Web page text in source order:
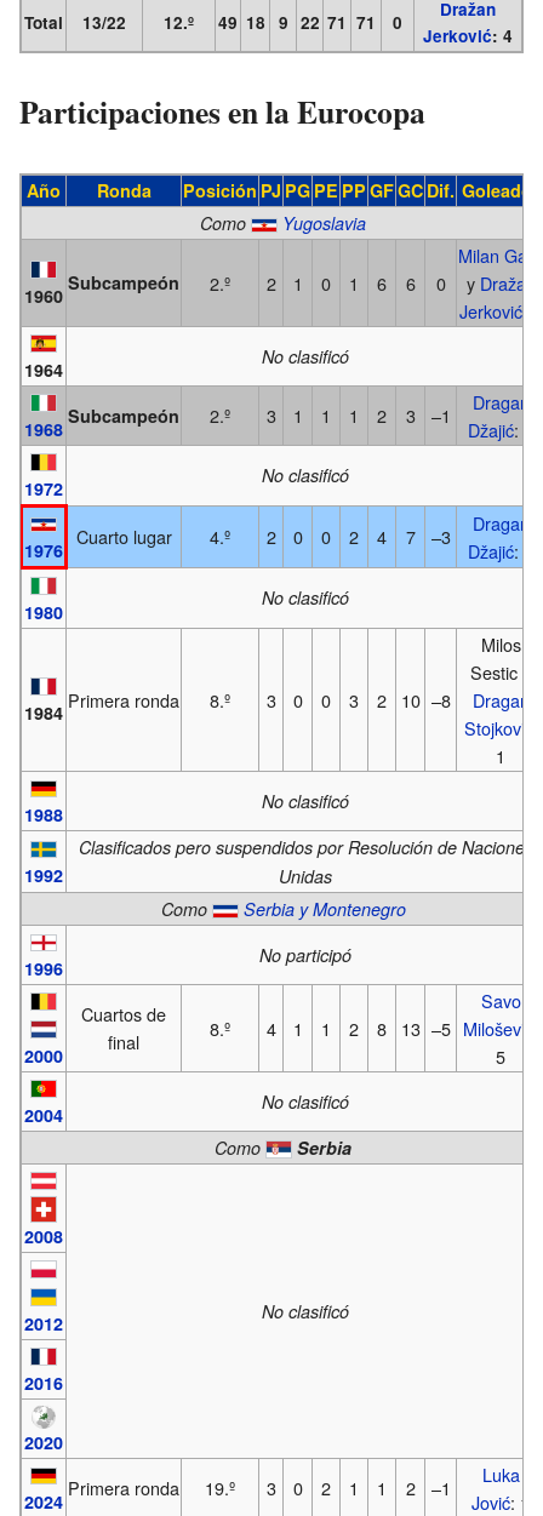
Total
13/22 12.º 49 18 9 22 71 71 0
Dražan
Jerković: 4
Participaciones en la Eurocopa
Año Ronda Posición PJ PG PE PP GFGC Dif. Goleador
Como
Yugoslavia
1960
Subcampeón 2.º 2 1 0 1 6 6 0
Milan Galić
y Dražan
Jerković
1964
No clasificó
1968
Subcampeón 2.º 3 1 1 1 2 3 –1
Dragan
Džajić: 2
1972
No clasificó
1976
Cuarto lugar 4.º 2 0 0 2 4 7 –3
Dragan
Džajić: 2
1980
No clasificó
1984 Primera ronda 8.º 3 0 0 3 2 10 –8
Milos
Sestic y
Dragan
Stojković
1
1988
No clasificó
1992
Clasificados pero suspendidos por Resolución de Naciones
Unidas
Como
Serbia y Montenegro
1996
No participó
2000
Cuartos de
final
8.º 4 1 1 2 8 13 –5
Savo
Milošević
5
2004
No clasificó
Como
Serbia
2008
No clasificó
2012
2016
2020
2024
Primera ronda 19.º 3 0 2 1 1 2 –1
Luka
Jović: 1